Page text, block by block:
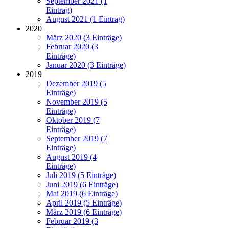
Eintrag)
August 2021 (1 Eintrag)
2020
März 2020 (3 Einträge)
Februar 2020 (3
Einträge)
Januar 2020 (3 Einträge)
2019
Dezember 2019 (5
Einträge)
November 2019 (5
Einträge)
Oktober 2019 (7
Einträge)
September 2019 (7
Einträge)
August 2019 (4
Einträge)
Juli 2019 (5 Einträge)
Juni 2019 (6 Einträge)
Mai 2019 (6 Einträge)
April 2019 (5 Einträge)
März 2019 (6 Einträge)
Februar 2019 (3